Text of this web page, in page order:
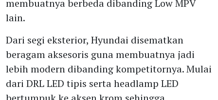
membuatnya berbeda dibanding Low MPV
lain.
Dari segi eksterior, Hyundai disematkan
beragam aksesoris guna membuatnya jadi
lebih modern dibanding kompetitornya. Mulai
dari DRL LED tipis serta headlamp LED